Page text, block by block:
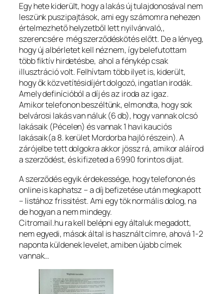
Egy hete kiderült, hogy a lakás új tulajdonosával nem
leszünk puszipajtások, ami egy számomra nehezen
értelmezhető helyzetből lett nyilvánvaló,,
szerencsére még szerződéskötés előtt. De a lényeg,
hogy új albérletet kell néznem, így belefutottam
több fiktív hirdetésbe, ahol a fénykép csak
illusztráció volt. Felhívtam több ilyet is, kiderült,
hogy ők közvetítésidíjért dolgozó, ingatlan irodák.
Amely definícióból a díj és az iroda az igaz.
Amikor telefonon beszéltünk, elmondta, hogy sok
belvárosi lakás van náluk (6 db), hogy vannak olcsó
lakásaik (Pécelen) és vannak 1 havi kauciós
lakásaik(a 8. kerület Mordorba hajló részein). A
zárójelbe tett dolgokra akkor jössz rá, amikor aláírod
a szerződést, és kifizeted a 6990 forintos dijat.
A szerződés egyik érdekessége, hogy telefonon és
online is kaphatsz – a díj befizetése után megkapott
– listához frissitést. Ami egy tök normális dolog, na
de hogyan a nem mindegy.
Citromail.hu ra kell belépni egy általuk megadott,
nem egyedi, mások által is használt címre, ahová 1-2
naponta küldenek levelet, amiben újabb címek
vannak…